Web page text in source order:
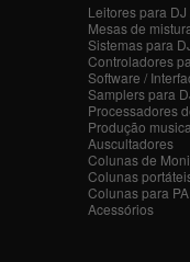
Leitores para
Mesas de
Sistemas para
Controladores
Software /
Samplers para
Processadores
Produção
Auscultadores
Colunas de
Colunas
Colunas para PA
Acessórios